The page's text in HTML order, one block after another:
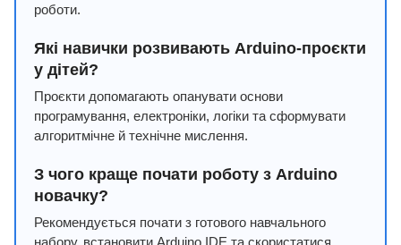
роботи.
Які навички розвивають Arduino-проєкти
у дітей?
Проєкти допомагають опанувати основи
програмування, електроніки, логіки та сформувати
алгоритмічне й технічне мислення.
З чого краще почати роботу з Arduino
новачку?
Рекомендується почати з готового навчального
набору, встановити Arduino IDE та скористатися